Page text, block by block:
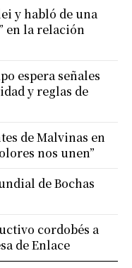
y habló de una
en la relación
espera señales
y reglas de
de Malvinas en
nos unen”
de Bochas
cordobés a
de Enlace